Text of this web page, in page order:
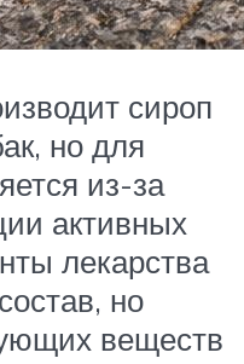
сироп
но для
из-за
активных
лекарства
но
веществ